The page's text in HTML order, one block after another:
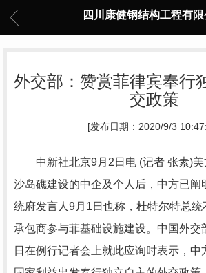
四川康健钢结构工程有限
外交部：赞赏菲律宾奉行
交政策
[发布日期：2020/9/3
中新社北京9月2日电 (记者 张素)美
沙岛礁建设的中企及个人后，中方已阐
统府发言人9月1日也称，杜特尔特总统
承包商参与菲基础设施建设。中国外交
日在例行记者会上就此应询时表示，中